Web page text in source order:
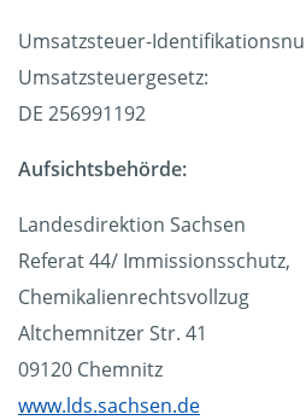
Umsatzsteuer-
Umsatzsteuergesetz:
DE 256991192
Aufsichtsbehörde:
Landesdirektion Sachsen
Referat 44/ Immissionsschutz,
Chemikalienrechtsvollzug
Altchemnitzer Str. 41
09120 Chemnitz
www.lds.sachsen.de